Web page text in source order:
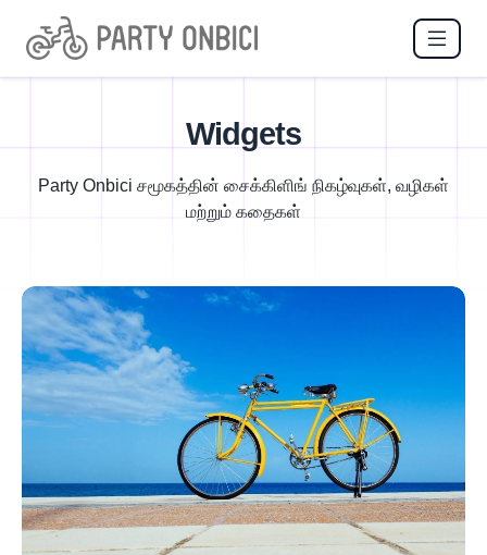
Widgets
Party Onbici சமூகத்தின் சைக்கிளிங் நிகழ்வுகள், வழிகள்
மற்றும் கதைகள்